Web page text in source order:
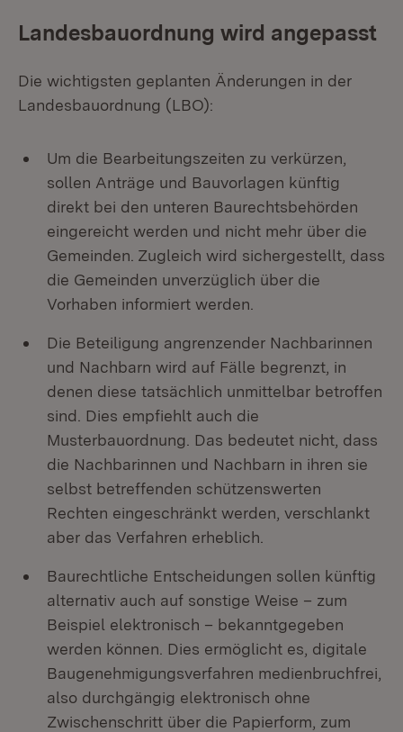
Landesbauordnung wird angepasst
Die wichtigsten geplanten Änderungen in der
Landesbauordnung (LBO):
Um die Bearbeitungszeiten zu verkürzen,
sollen Anträge und Bauvorlagen künftig
direkt bei den unteren Baurechtsbehörden
eingereicht werden und nicht mehr über die
Gemeinden. Zugleich wird sichergestellt, dass
die Gemeinden unverzüglich über die
Vorhaben informiert werden.
Die Beteiligung angrenzender Nachbarinnen
und Nachbarn wird auf Fälle begrenzt, in
denen diese tatsächlich unmittelbar betroffen
sind. Dies empfiehlt auch die
Musterbauordnung. Das bedeutet nicht, dass
die Nachbarinnen und Nachbarn in ihren sie
selbst betreffenden schützenswerten
Rechten eingeschränkt werden, verschlankt
aber das Verfahren erheblich.
Baurechtliche Entscheidungen sollen künftig
alternativ auch auf sonstige Weise – zum
Beispiel elektronisch – bekanntgegeben
werden können. Dies ermöglicht es, digitale
Baugenehmigungsverfahren medienbruchfrei,
also durchgängig elektronisch ohne
Zwischenschritt über die Papierform, zum